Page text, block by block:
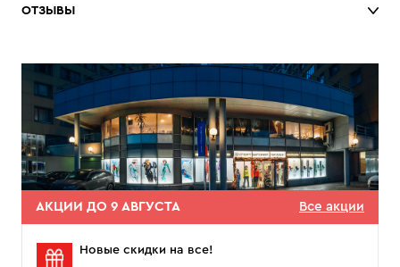
ОТЗЫВЫ
АКЦИИ ДО 9 АВГУСТА Все акции
Новые скидки на все!